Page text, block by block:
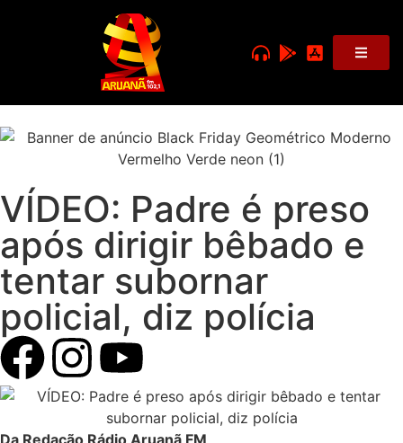
VÍDEO: Padre é preso
após dirigir bêbado e
tentar subornar
policial, diz polícia
Da Redação Rádio Aruanã FM